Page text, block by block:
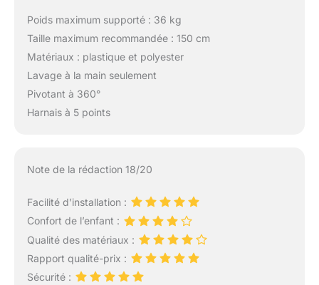
Poids maximum supporté : 36 kg
Taille maximum recommandée : 150 cm
Matériaux : plastique et polyester
Lavage à la main seulement
Pivotant à 360°
Harnais à 5 points
Note de la rédaction 18/20
Facilité d’installation :
Confort de l’enfant :
Qualité des matériaux :
Rapport qualité-prix :
Sécurité :